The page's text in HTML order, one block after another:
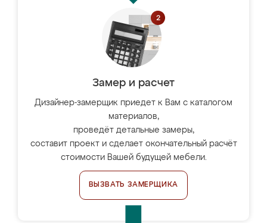
Замер и расчет
Дизайнер-замерщик приедет к Вам с каталогом
материалов,
проведёт детальные замеры,
составит проект и сделает окончательный расчёт
стоимости Вашей будущей мебели.
ВЫЗВАТЬ ЗАМЕРЩИКА